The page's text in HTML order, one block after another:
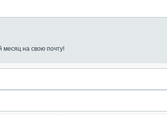
месяц на свою почту!